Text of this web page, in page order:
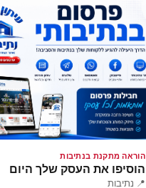
הוראה מתקנת בנתיבות
הוסיפו את העסק שלך היום
📍 נתיבות